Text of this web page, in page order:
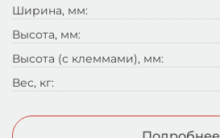
Ширина, мм:
Высота, мм:
Высота (с клеммами), мм:
Вес, кг: